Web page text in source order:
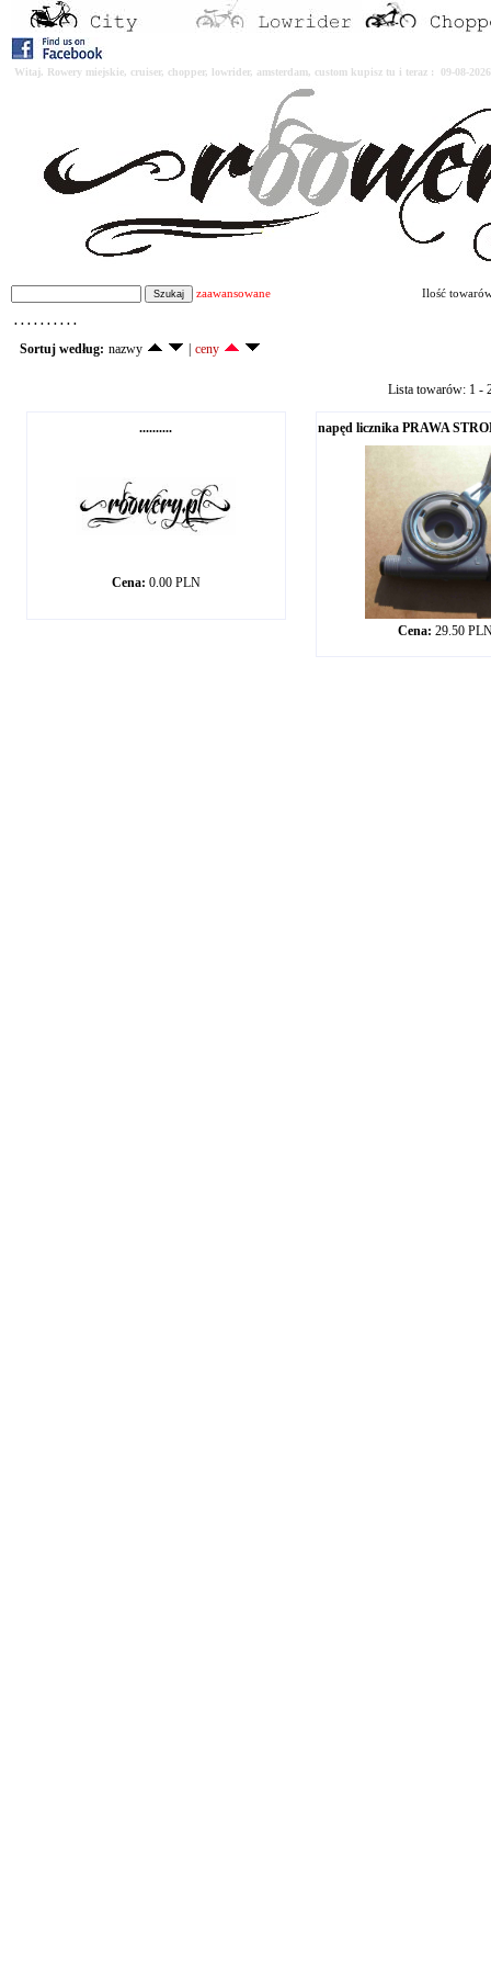
Witaj. Rowery miejskie, cruiser, chopper, lowrider, amsterdam, custom kupisz tu i teraz : 09-08-
zaawansowane Ilość
. . . . . . . . . .
Sortuj według: nazwy ceny
Lista towarów: 1 -
..........
Cena: 0.00 PLN
napęd licznika PRAWA
Cena: 29.50